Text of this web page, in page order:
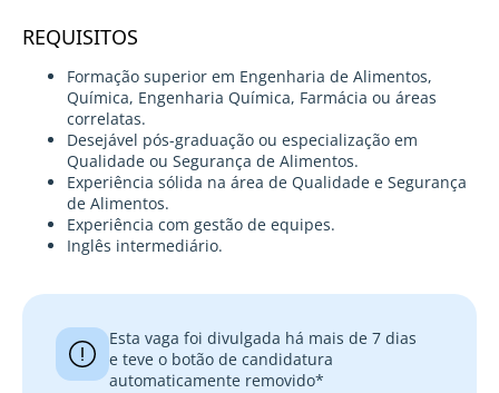
REQUISITOS
Formação superior em Engenharia de Alimentos,
Química, Engenharia Química, Farmácia ou áreas
correlatas.
Desejável pós-graduação ou especialização em
Qualidade ou Segurança de Alimentos.
Experiência sólida na área de Qualidade e Segurança
de Alimentos.
Experiência com gestão de equipes.
Inglês intermediário.
Esta vaga foi divulgada há mais de 7 dias
e teve o botão de candidatura
automaticamente removido*